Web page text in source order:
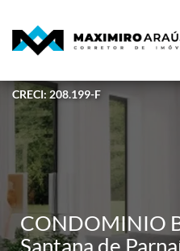
CRECI: 208.199-F
CONDOMINIO
Santana de